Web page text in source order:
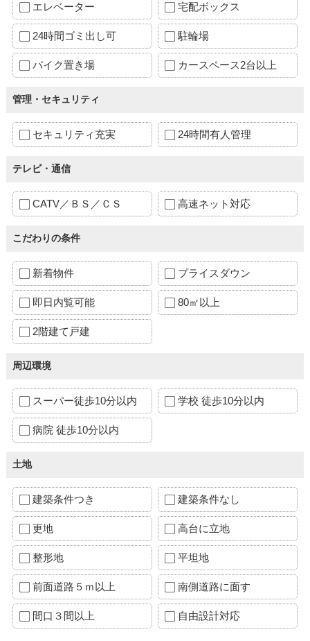
エレベーター 宅配ボックス
24時間ゴミ出し可 駐輪場
バイク置き場 カースペース2台以上
管理・セキュリティ
セキュリティ充実 24時間有人管理
テレビ・通信
CATV／ＢＳ／ＣＳ 高速ネット対応
こだわりの条件
新着物件 プライスダウン
即日内覧可能 80㎡以上
2階建て戸建
周辺環境
スーパー徒歩10分以内 学校 徒歩10分以内
病院 徒歩10分以内
土地
建築条件つき 建築条件なし
更地 高台に立地
整形地 平坦地
前面道路５ｍ以上 南側道路に面す
間口３間以上 自由設計対応